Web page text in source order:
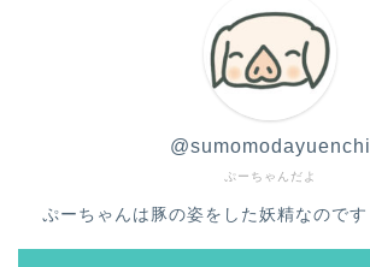
ぷーちゃんだよ
@sumomodayuenchi
ぷーちゃんは豚の姿をした妖精なのです